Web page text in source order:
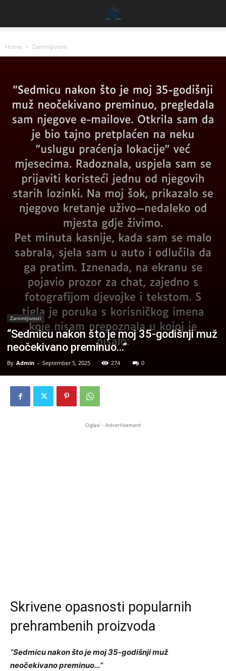
Home Zanimljivosti
Zanimljivosti
“Sedmicu nakon što je moj 35-godišnji muž
neočekivano preminuo…”
By Admin - September 5, 2025 274 0
Oglasi - Advertisement
Skrivene opasnosti popularnih
prehrambenih proizvoda
“Sedmicu nakon što je moj 35-godišnji muž
neočekivano preminuo…”